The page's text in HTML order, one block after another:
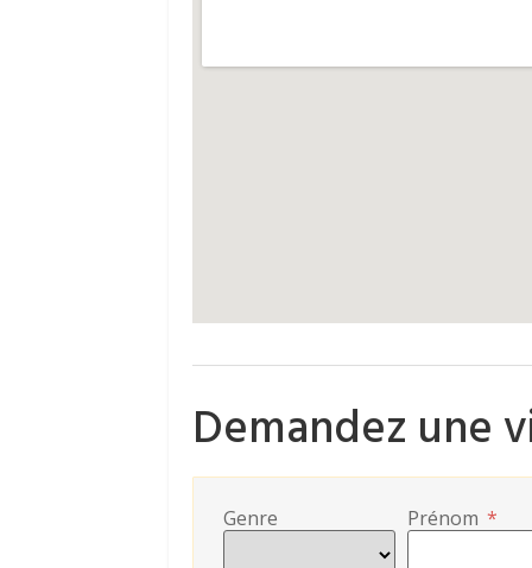
Demandez une
Genre Prénom *